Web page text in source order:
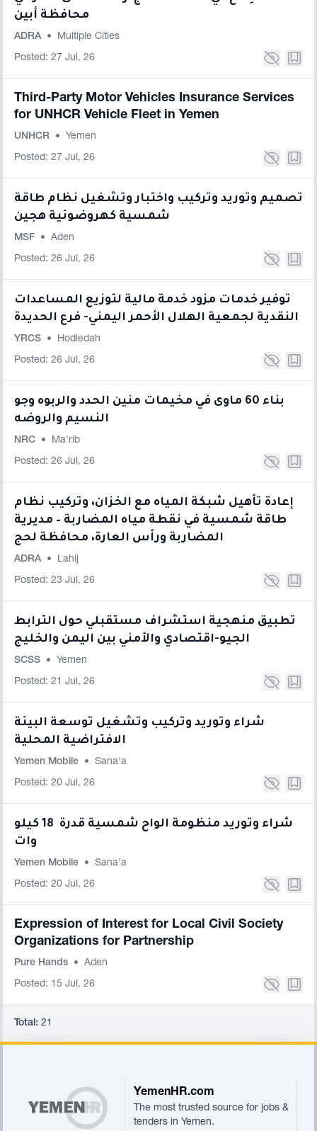
محافظة أبين
ADRA • Multiple Cities
Posted: 27 Jul, 26
Third-Party Motor Vehicles Insurance Services
for UNHCR Vehicle Fleet in Yemen
UNHCR • Yemen
Posted: 27 Jul, 26
تصميم وتوريد وتركيب واختبار وتشغيل نظام طاقة
شمسية كهروضوئية هجين
MSF • Aden
Posted: 26 Jul, 26
توفير خدمات مزود خدمة مالية لتوزيع المساعدات
النقدية لجمعية الهلال الأحمر اليمني- فرع الحديدة
YRCS • Hodiedah
Posted: 26 Jul, 26
بناء 60 ماوى في مخيمات منين الحدد والربوه وجو
النسيم والروضه
NRC • Ma'rib
Posted: 26 Jul, 26
إعادة تأهيل شبكة المياه مع الخزان، وتركيب نظام
طاقة شمسية في نقطة مياه المضاربة – مديرية
المضاربة ورأس العارة، محافظة لحج
ADRA • Lahij
Posted: 23 Jul, 26
تطبيق منهجية استشراف مستقبلي حول الترابط
الجيو-اقتصادي والأمني بين اليمن والخليج
SCSS • Yemen
Posted: 21 Jul, 26
شراء وتوريد وتركيب وتشغيل توسعة البيئة
الافتراضية المحلية
Yemen Mobile • Sana'a
Posted: 20 Jul, 26
شراء وتوريد منظومة الواح شمسية قدرة 18 كيلو
وات
Yemen Mobile • Sana'a
Posted: 20 Jul, 26
Expression of Interest for Local Civil Society
Organizations for Partnership
Pure Hands • Aden
Posted: 15 Jul, 26
Total: 21
YemenHR.com
The most trusted source for jobs &
tenders in Yemen.